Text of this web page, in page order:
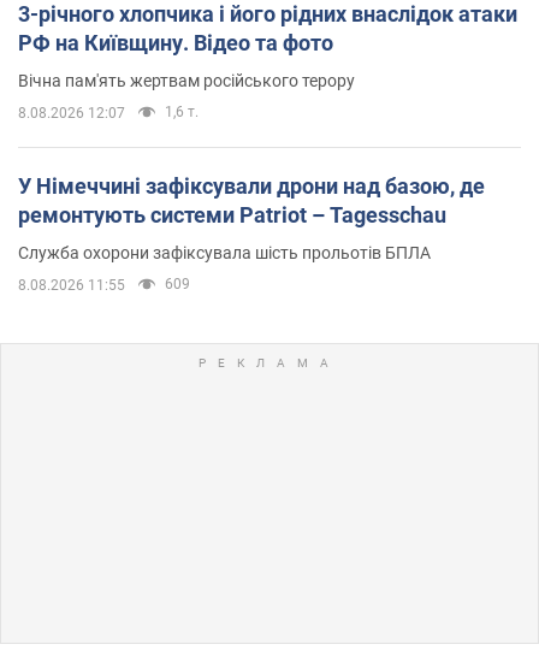
3-річного хлопчика і його рідних внаслідок атаки
РФ на Київщину. Відео та фото
Вічна пам'ять жертвам російського терору
8.08.2026 12:07 1,6 т.
У Німеччині зафіксували дрони над базою, де
ремонтують системи Patriot – Tagesschau
Служба охорони зафіксувала шість прольотів БПЛА
8.08.2026 11:55 609